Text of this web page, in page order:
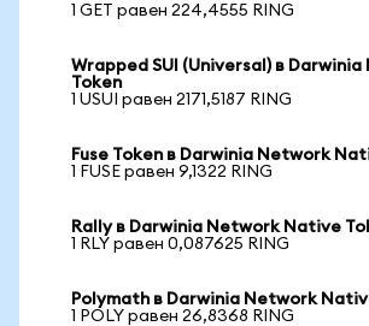
1 GET равен 224,4555 RING
Wrapped SUI (Universal) в
Token
1 USUI равен 2171,5187 RING
Fuse Token в Darwinia Network
1 FUSE равен 9,1322 RING
Rally в Darwinia Network Native
1 RLY равен 0,087625 RING
Polymath в Darwinia Network
1 POLY равен 26,8368 RING